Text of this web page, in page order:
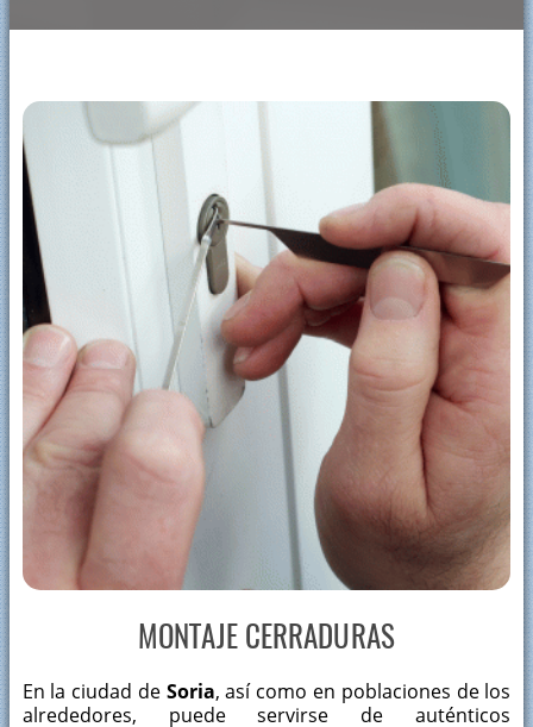
MONTAJE CERRADURAS
En la ciudad de Soria, así como en poblaciones de los
alrededores, puede servirse de auténticos